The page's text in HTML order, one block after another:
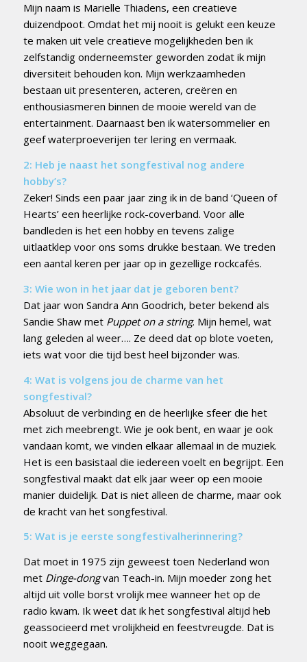
Mijn naam is Marielle Thiadens, een creatieve
duizendpoot. Omdat het mij nooit is gelukt een keuze
te maken uit vele creatieve mogelijkheden ben ik
zelfstandig onderneemster geworden zodat ik mijn
diversiteit behouden kon. Mijn werkzaamheden
bestaan uit presenteren, acteren, creëren en
enthousiasmeren binnen de mooie wereld van de
entertainment. Daarnaast ben ik watersommelier en
geef waterproeverijen ter lering en vermaak.
2: Heb je naast het songfestival nog andere
hobby’s?
Zeker! Sinds een paar jaar zing ik in de band ‘Queen of
Hearts’ een heerlijke rock-coverband. Voor alle
bandleden is het een hobby en tevens zalige
uitlaatklep voor ons soms drukke bestaan. We treden
een aantal keren per jaar op in gezellige rockcafés.
3: Wie won in het jaar dat je geboren bent?
Dat jaar won Sandra Ann Goodrich, beter bekend als
Sandie Shaw met Puppet on a string. Mijn hemel, wat
lang geleden al weer…. Ze deed dat op blote voeten,
iets wat voor die tijd best heel bijzonder was.
4: Wat is volgens jou de charme van het
songfestival?
Absoluut de verbinding en de heerlijke sfeer die het
met zich meebrengt. Wie je ook bent, en waar je ook
vandaan komt, we vinden elkaar allemaal in de muziek.
Het is een basistaal die iedereen voelt en begrijpt. Een
songfestival maakt dat elk jaar weer op een mooie
manier duidelijk. Dat is niet alleen de charme, maar ook
de kracht van het songfestival.
5: Wat is je eerste songfestivalherinnering?
Dat moet in 1975 zijn geweest toen Nederland won
met Dinge-dongvan Teach-in. Mijn moeder zong het
altijd uit volle borst vrolijk mee wanneer het op de
radio kwam. Ik weet dat ik het songfestival altijd heb
geassocieerd met vrolijkheid en feestvreugde. Dat is
nooit weggegaan.